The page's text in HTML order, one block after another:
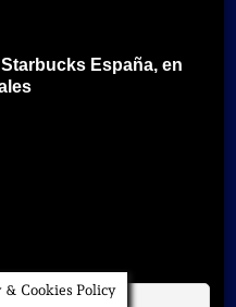
España, en
& Cookies Policy